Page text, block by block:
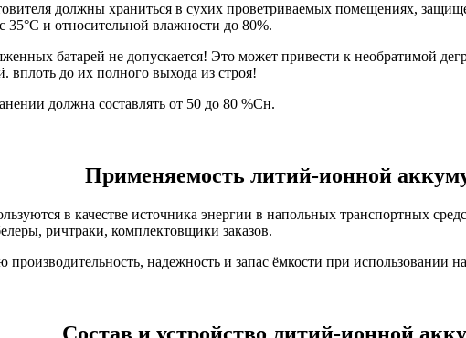
должны храниться в сухих проветриваемых помещениях,
и относительной влажности до 80%.
батарей не допускается! Это может привести к необратимой
вплоть до их полного выхода из строя!
должна составлять от 50 до 80 %Сн.
Применяемость литий-ионной
в качестве источника энергии в напольных транспортных
ричтраки, комплектовщики заказов.
производительность, надежность и запас ёмкости при